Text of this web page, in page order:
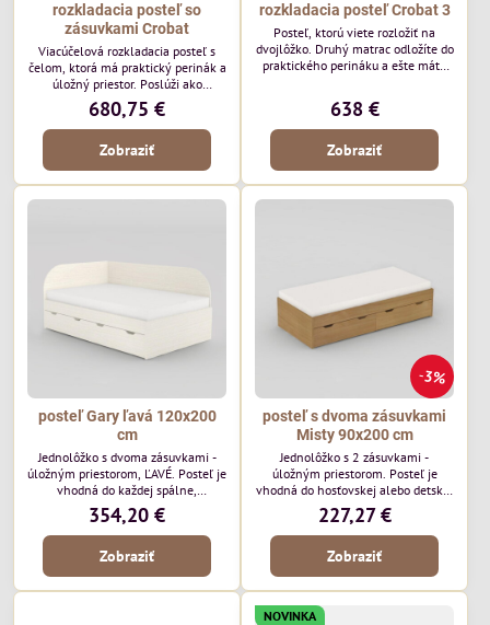
rozkladacia posteľ so
zásuvkami Crobat
Viacúčelová rozkladacia posteľ s
čelom, ktorá má praktický perinák a
úložný priestor. Poslúži ako
jednolôžko s rozmerom 90x200 cm,
alebo ako pohodlná manželská
posteľ s rozmermi 170x200 cm. To
je REA CROBAT. Mnohostranne
využiteľná posteľ, ktorá šetrí váš
priestor.
680,75 €
Zobraziť
rozkladacia posteľ Crobat 3
Posteľ, ktorú viete rozložiť na
dvojlôžko. Druhý matrac odložíte do
praktického perináku a ešte máte
638 €
Zobraziť
posteľ Gary ľavá 120x200
cm
Jednolôžko s dvoma zásuvkami -
úložným priestorom, ĽAVÉ. Posteľ je
vhodná do každej spálne,
hosťovskej alebo detskej izby.
Vďaka vysokým bočniciam Vás
studená stena v noci nebude chladiť
a spánok tak bude dlhší. Rozmer
postele : š125 x h205 x v89cm
(43,5cm horná hrana bočnice)
354,20 €
Zobraziť
3%
posteľ s dvoma zásuvkami
Misty 90x200 cm
Jednolôžko s 2 zásuvkami -
úložným priestorom. Posteľ je
vhodná do hosťovskej alebo detskej
izby. Svoje uplatnenie však nájde aj
v ubytovaní či už ide o hotel alebo
chatu, kde je požiadavka na
kvalitné a cenovo dostupné postele.
Elegantný a jednoduchý dizaj s
odkladacím miestom. Rozmer
korpusu: š95 x v43,5 x h205 cm
227,27 €
Zobraziť
NOVINKA